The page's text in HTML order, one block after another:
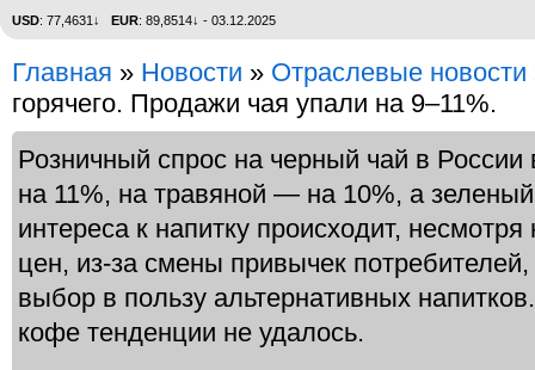
USD: 77,4631↓ EUR: 89,8514↓ - 03.12.2025
Главная » Новости » Отраслевые новости
горячего. Продажи чая упали на 9–11%.
Розничный спрос на черный чай в
на 11%, на травяной — на 10%, а
интереса к напитку происходит,
цен, из-за смены привычек
выбор в пользу альтернативных
кофе тенденции не удалось.